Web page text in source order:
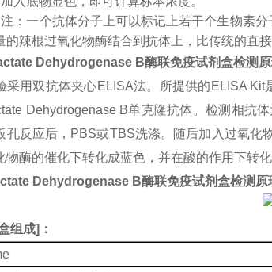
注：一个抗体分子上可以标记上若干个生物素
的辣根过氧化物酶结合到抗体上，比传统的直
Dehydrogenase B酶联免疫试剂盒检测
采用双抗体夹心ELISA法。所提供的ELISA
Dehydrogenase B单克隆抗体。检测相抗
孔反应后，PBS或TBS洗涤。随后加入过氧化
物酶的催化下转化成蓝色，并在酸的作用下转
Dehydrogenase B酶联免疫试剂盒检测原
组成]：